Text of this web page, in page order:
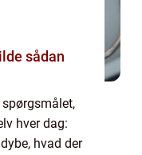
hver dag:
hvad der